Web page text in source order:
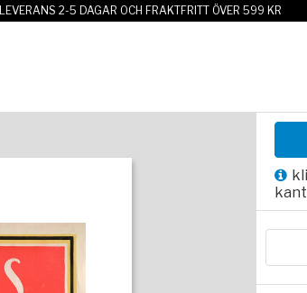
LEVERANS 2-5 DAGAR OCH FRAKTFRITT ÖVER 599 KR